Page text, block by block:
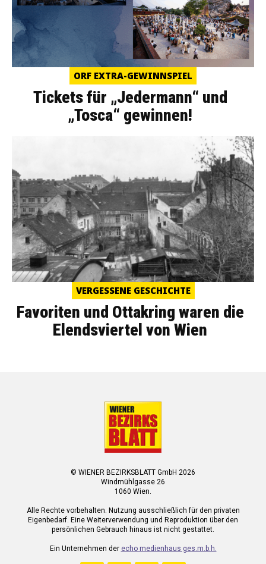
ORF EXTRA-GEWINNSPIEL
Tickets für „Jedermann“ und
„Tosca“ gewinnen!
VERGESSENE GESCHICHTE
Favoriten und Ottakring waren die
Elendsviertel von Wien
© WIENER BEZIRKSBLATT GmbH 2026
Windmühlgasse 26
1060 Wien.
Alle Rechte vorbehalten. Nutzung ausschließlich für den privaten
Eigenbedarf. Eine Weiterverwendung und Reproduktion über den
persönlichen Gebrauch hinaus ist nicht gestattet.
Ein Unternehmen der echo medienhaus ges.m.b.h.